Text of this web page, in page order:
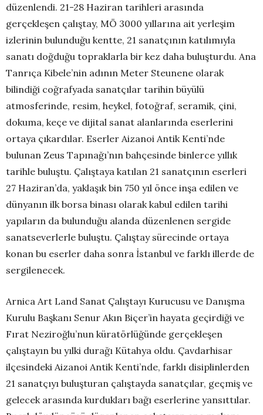
düzenlendi. 21-28 Haziran tarihleri arasında
gerçekleşen çalıştay, MÖ 3000 yıllarına ait yerleşim
izlerinin bulunduğu kentte, 21 sanatçının katılımıyla
sanatı doğduğu topraklarla bir kez daha buluşturdu. Ana
Tanrıça Kibele’nin adının Meter Steunene olarak
bilindiği coğrafyada sanatçılar tarihin büyülü
atmosferinde, resim, heykel, fotoğraf, seramik, çini,
dokuma, keçe ve dijital sanat alanlarında eserlerini
ortaya çıkardılar. Eserler Aizanoi Antik Kenti’nde
bulunan Zeus Tapınağı’nın bahçesinde binlerce yıllık
tarihle buluştu. Çalıştaya katılan 21 sanatçının eserleri
27 Haziran’da, yaklaşık bin 750 yıl önce inşa edilen ve
dünyanın ilk borsa binası olarak kabul edilen tarihi
yapıların da bulunduğu alanda düzenlenen sergide
sanatseverlerle buluştu. Çalıştay sürecinde ortaya
konan bu eserler daha sonra İstanbul ve farklı illerde de
sergilenecek.
Arnica Art Land Sanat Çalıştayı Kurucusu ve Danışma
Kurulu Başkanı Senur Akın Biçer’in hayata geçirdiği ve
Fırat Neziroğlu’nun küratörlüğünde gerçekleşen
çalıştayın bu yılki durağı Kütahya oldu. Çavdarhisar
ilçesindeki Aizanoi Antik Kenti’nde, farklı disiplinlerden
21 sanatçıyı buluşturan çalıştayda sanatçılar, geçmiş ve
gelecek arasında kurdukları bağı eserlerine yansıttılar.